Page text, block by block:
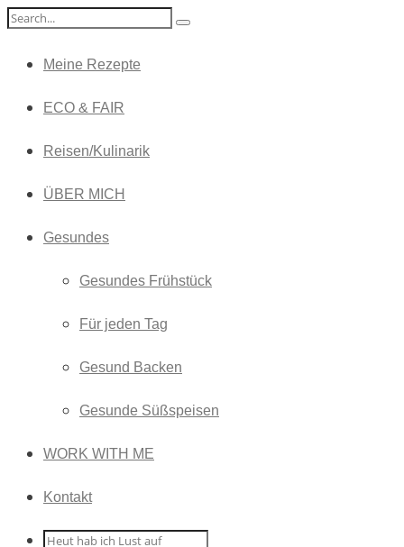
Meine Rezepte
ECO & FAIR
Reisen/Kulinarik
ÜBER MICH
Gesundes
Gesundes Frühstück
Für jeden Tag
Gesund Backen
Gesunde Süßspeisen
WORK WITH ME
Kontakt